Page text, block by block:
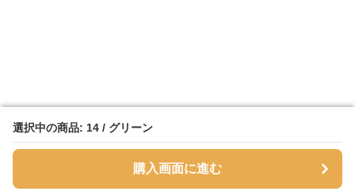
選択中の商品: 14 / グリーン
購入画面に進む
選択中の商品: 14 / グリーン
購入画面に進む